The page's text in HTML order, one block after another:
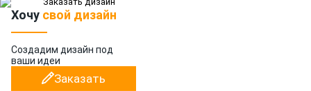
Хочу свой дизайн
Создадим дизайн под
ваши идеи
Заказать